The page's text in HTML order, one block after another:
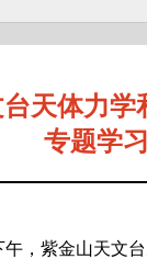
天体力
专题学
午，紫金山天文